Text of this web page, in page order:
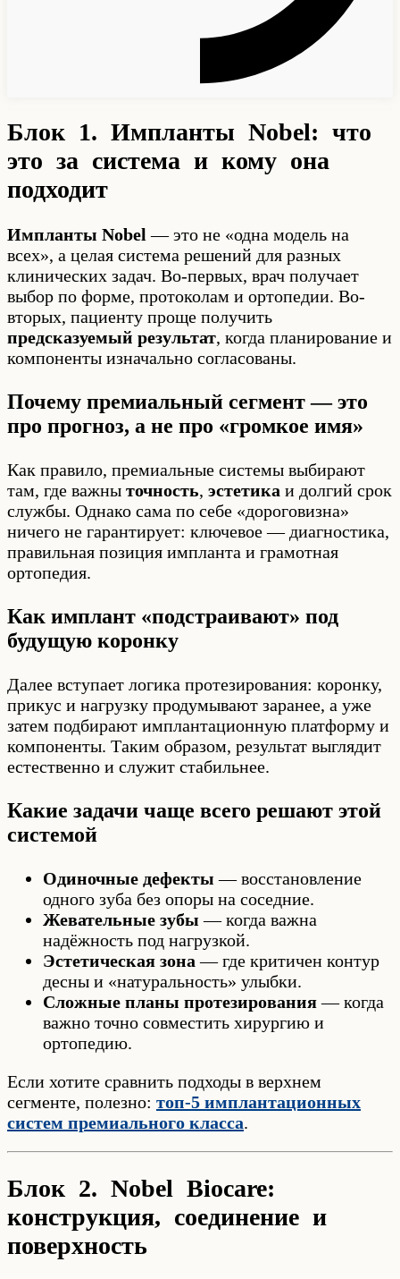
Блок 1. Импланты Nobel: что
это за система и кому она
подходит
Импланты Nobel — это не «одна модель на
всех», а целая система решений для разных
клинических задач. Во-первых, врач получает
выбор по форме, протоколам и ортопедии. Во-
вторых, пациенту проще получить
предсказуемый результат, когда планирование и
компоненты изначально согласованы.
Почему премиальный сегмент — это
про прогноз, а не про «громкое имя»
Как правило, премиальные системы выбирают
там, где важны точность, эстетика и долгий срок
службы. Однако сама по себе «дороговизна»
ничего не гарантирует: ключевое — диагностика,
правильная позиция импланта и грамотная
ортопедия.
Как имплант «подстраивают» под
будущую коронку
Далее вступает логика протезирования: коронку,
прикус и нагрузку продумывают заранее, а уже
затем подбирают имплантационную платформу и
компоненты. Таким образом, результат выглядит
естественно и служит стабильнее.
Какие задачи чаще всего решают этой
системой
Одиночные дефекты — восстановление
одного зуба без опоры на соседние.
Жевательные зубы — когда важна
надёжность под нагрузкой.
Эстетическая зона — где критичен контур
десны и «натуральность» улыбки.
Сложные планы протезирования— когда
важно точно совместить хирургию и
ортопедию.
Если хотите сравнить подходы в верхнем
сегменте, полезно: топ-5 имплантационных
систем премиального класса.
Блок 2. Nobel Biocare:
конструкция, соединение и
поверхность